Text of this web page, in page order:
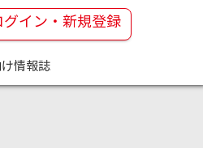
グイン・新規登録
情報誌